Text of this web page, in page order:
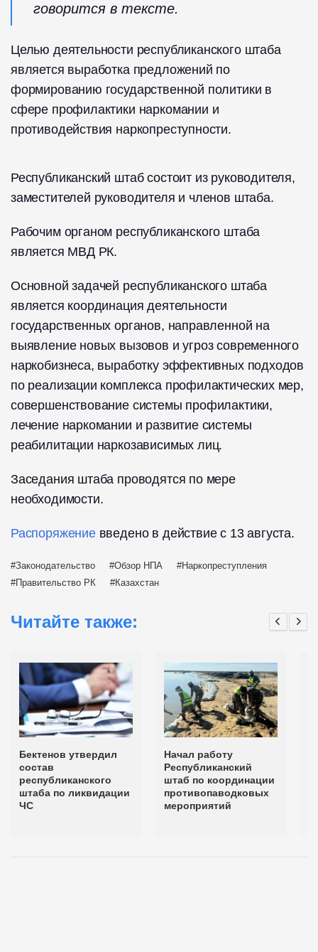
говорится в тексте.
Целью деятельности республиканского штаба
является выработка предложений по
формированию государственной политики в
сфере профилактики наркомании и
противодействия наркопреступности.
Республиканский штаб состоит из руководителя,
заместителей руководителя и членов штаба.
Рабочим органом республиканского штаба
является МВД РК.
Основной задачей республиканского штаба
является координация деятельности
государственных органов, направленной на
выявление новых вызовов и угроз современного
наркобизнеса, выработку эффективных подходов
по реализации комплекса профилактических мер,
совершенствование системы профилактики,
лечение наркомании и развитие системы
реабилитации наркозависимых лиц.
Заседания штаба проводятся по мере
необходимости.
Распоряжениевведено в действие с 13 августа.
Законодательство Обзор НПА
Наркопреступления
Правительство РК
Казахстан
Читайте также:
Бектенов утвердил
состав
республиканского
штаба по ликвидации
ЧС
Начал работу
Республиканский
штаб по координации
противопаводковых
мероприятий